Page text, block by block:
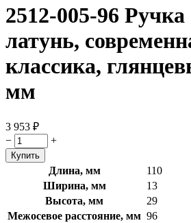
2512-005-96 Ручка
латунь,
классика,
мм
3 953 ₽
−
+
Длина, мм
110
Ширина, мм
13
Высота, мм
29
Межосевое расстояние, мм 96